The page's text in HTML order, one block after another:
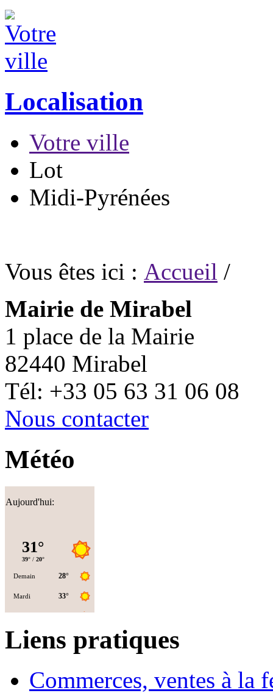
Localisation
Votre ville
Lot
Midi-Pyrénées
Vous êtes ici : Accueil /
Mairie de Mirabel
1 place de la Mairie
82440 Mirabel
Tél: +33 05 63 31 06 08
Nous contacter
Météo
Aujourd'hui:
Liens pratiques
Commerces, ventes à la